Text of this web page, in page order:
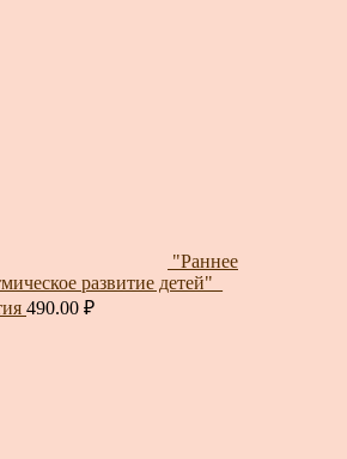
"Раннее
развитие детей"_
490.00 ₽